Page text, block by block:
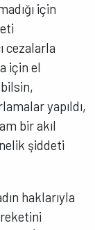
için
cezalarla
için el
yapıldı,
bir akıl
şiddeti
haklarıyla